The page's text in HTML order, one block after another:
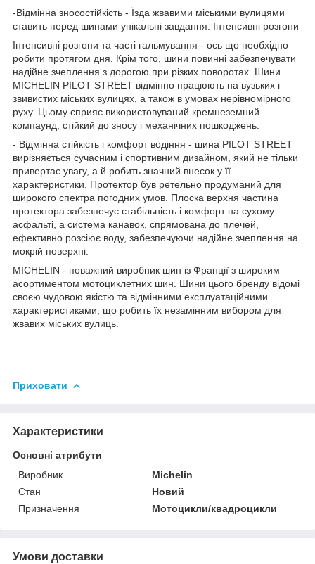
-Відмінна зносостійкість - Їзда жвавими міськими вулицями
ставить перед шинами унікальні завдання. Інтенсивні розгони
Інтенсивні розгони та часті гальмування - ось що необхідно
робити протягом дня. Крім того, шини повинні забезпечувати
надійне зчеплення з дорогою при різких поворотах. Шини
MICHELIN PILOT STREET відмінно працюють на вузьких і
звивистих міських вулицях, а також в умовах нерівномірного
руху. Цьому сприяє використовуваний кремнеземний
компаунд, стійкий до зносу і механічних пошкоджень.
- Відмінна стійкість і комфорт водіння - шина PILOT STREET
вирізняється сучасним і спортивним дизайном, який не тільки
привертає увагу, а й робить значний внесок у її
характеристики. Протектор був ретельно продуманий для
широкого спектра погодних умов. Плоска верхня частина
протектора забезпечує стабільність і комфорт на сухому
асфальті, а система канавок, спрямована до плечей,
ефективно розсіює воду, забезпечуючи надійне зчеплення на
мокрій поверхні.
MICHELIN - поважний виробник шин із Франції з широким
асортиментом мотоциклетних шин. Шини цього бренду відомі
своєю чудовою якістю та відмінними експлуатаційними
характеристиками, що робить їх незамінним вибором для
жвавих міських вулиць.
Приховати
Характеристики
Основні атрибути
Виробник
Michelin
Стан
Новий
Призначення
Мотоцикли/квадроцикли
Умови доставки